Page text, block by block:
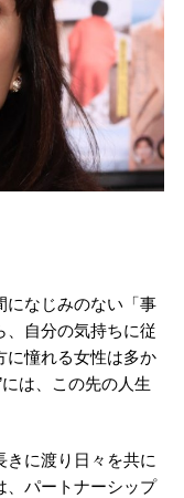
なじみのない「事
、自分の気持ちに従
に憧れる女性は多か
は、この先の人生
きに渡り日々を共に
、パートナーシップ